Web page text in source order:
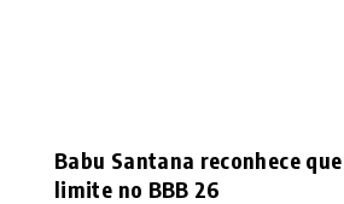
Babu Santana reconhece
limite no BBB 26